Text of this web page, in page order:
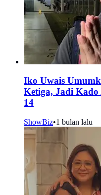
Iko Uwais
Ketiga, Jadi
14
ShowBiz•1 bulan lalu